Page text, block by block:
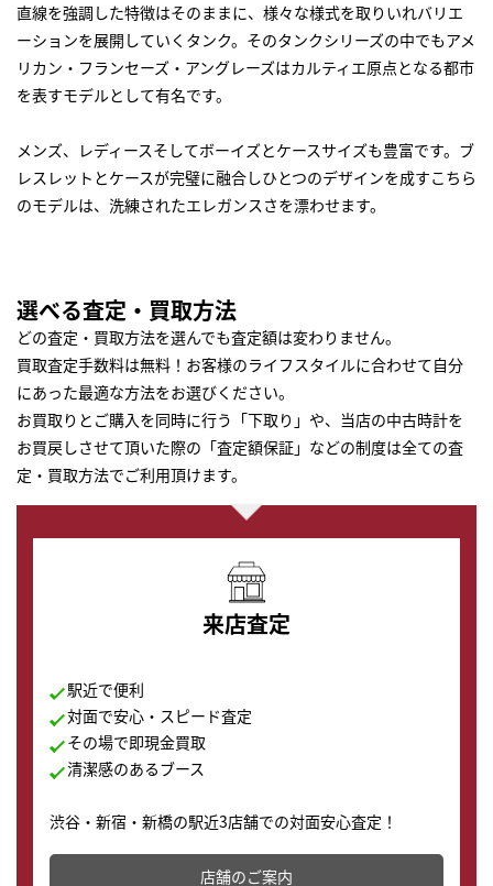
直線を強調した特徴はそのままに、様々な様式を取りいれバリエ
ーションを展開していくタンク。そのタンクシリーズの中でもアメ
リカン・フランセーズ・アングレーズはカルティエ原点となる都市
を表すモデルとして有名です。
メンズ、レディースそしてボーイズとケースサイズも豊富です。ブ
レスレットとケースが完璧に融合しひとつのデザインを成すこちら
のモデルは、洗練されたエレガンスさを漂わせます。
選べる査定・買取方法
どの査定・買取方法を選んでも査定額は変わりません。
買取査定手数料は無料！お客様のライフスタイルに合わせて自分
にあった最適な方法をお選びください。
お買取りとご購入を同時に行う「下取り」や、当店の中古時計を
お買戻しさせて頂いた際の「査定額保証」などの制度は全ての査
定・買取方法でご利用頂けます。
来店査定
駅近で便利
対面で安心・スピード査定
その場で即現金買取
清潔感のあるブース
渋谷・新宿・新橋の駅近3店舗での対面安心査定！
その場で現金買取致します。渋谷本店では、時計販売の
店舗を併設しており、下取りに出してお得に新しい時計
店舗のご案内